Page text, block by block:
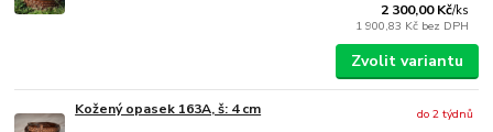
2 300,00 Kč/ks
1 900,83 Kč bez DPH
Zvolit variantu
Kožený opasek 163A, š: 4 cm
do 2 týdnů